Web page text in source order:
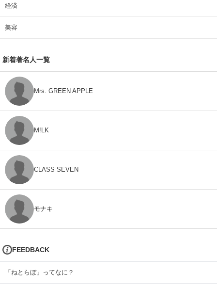
経済
美容
新着著名人一覧
Mrs. GREEN APPLE
M!LK
CLASS SEVEN
モナキ
FEEDBACK
「ねとらぼ」ってなに？